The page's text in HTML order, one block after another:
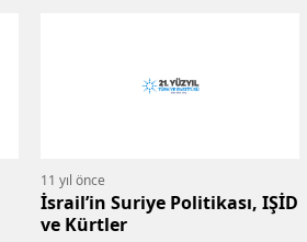
11 yıl önce
İsrail’in Suriye Politikası, IŞİD
ve Kürtler